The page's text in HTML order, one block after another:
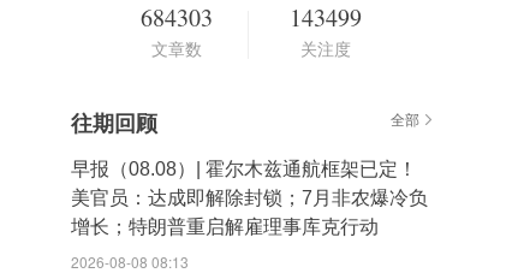
684303
文章数
143499
关注度
往期回顾 全部
早报（08.08）| 霍尔木兹通航框架已定！
美官员：达成即解除封锁；7月非农爆冷负
增长；特朗普重启解雇理事库克行动
2026-08-08 08:13